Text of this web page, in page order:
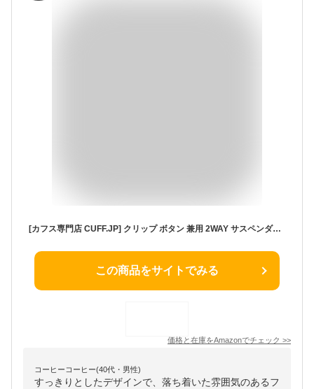
[カフス専門店 CUFF.JP] クリップ ボタン 兼用 2WAY サスペンダー 無地 ブラック ホワイト (ブラック)
この商品をサイトでみる
価格と在庫をAmazonでチェック >>
コーヒーコーヒー(40代・男性)
すっきりとしたデザインで、落ち着いた雰囲気のあるフ